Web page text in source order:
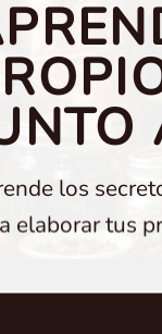
los
elaborar tus